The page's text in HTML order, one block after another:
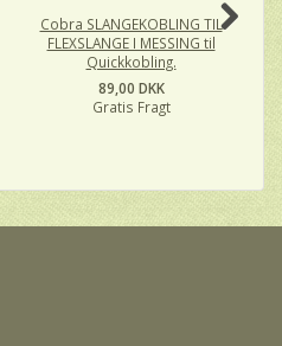
Cobra SLANGEKOBLING TIL
FLEXSLANGE I MESSING til
Quickkobling.
89,00 DKK
Gratis Fragt